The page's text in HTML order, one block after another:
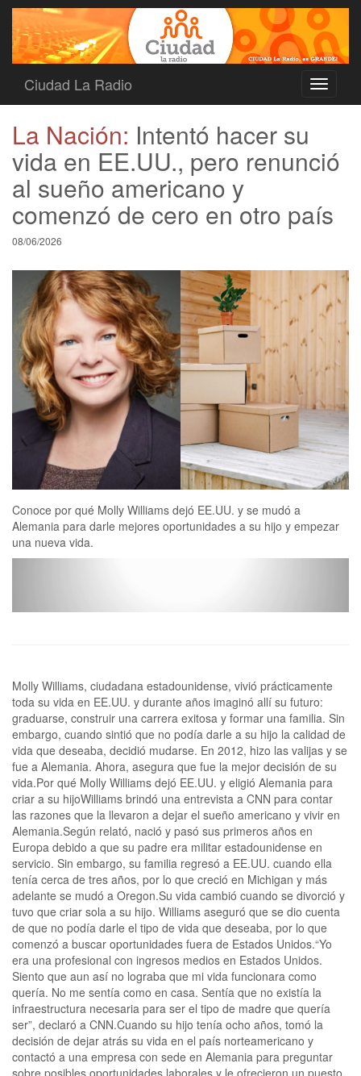
Toggle
Ciudad La Radio
La Nación: Intentó hacer su
vida en EE.UU., pero renunció
al sueño americano y
comenzó de cero en otro país
08/06/2026
Conoce por qué Molly Williams dejó EE.UU. y se mudó a
Alemania para darle mejores oportunidades a su hijo y empezar
una nueva vida.
Molly Williams, ciudadana estadounidense, vivió prácticamente
toda su vida en EE.UU. y durante años imaginó allí su futuro:
graduarse, construir una carrera exitosa y formar una familia. Sin
embargo, cuando sintió que no podía darle a su hijo la calidad de
vida que deseaba, decidió mudarse. En 2012, hizo las valijas y se
fue a Alemania. Ahora, asegura que fue la mejor decisión de su
vida.Por qué Molly Williams dejó EE.UU. y eligió Alemania para
criar a su hijoWilliams brindó una entrevista a CNN para contar
las razones que la llevaron a dejar el sueño americano y vivir en
Alemania.Según relató, nació y pasó sus primeros años en
Europa debido a que su padre era militar estadounidense en
servicio. Sin embargo, su familia regresó a EE.UU. cuando ella
tenía cerca de tres años, por lo que creció en Michigan y más
adelante se mudó a Oregon.Su vida cambió cuando se divorció y
tuvo que criar sola a su hijo. Williams aseguró que se dio cuenta
de que no podía darle el tipo de vida que deseaba, por lo que
comenzó a buscar oportunidades fuera de Estados Unidos.“Yo
era una profesional con ingresos medios en Estados Unidos.
Siento que aun así no lograba que mi vida funcionara como
quería. No me sentía como en casa. Sentía que no existía la
infraestructura necesaria para ser el tipo de madre que quería
ser”, declaró a CNN.Cuando su hijo tenía ocho años, tomó la
decisión de dejar atrás su vida en el país norteamericano y
contactó a una empresa con sede en Alemania para preguntar